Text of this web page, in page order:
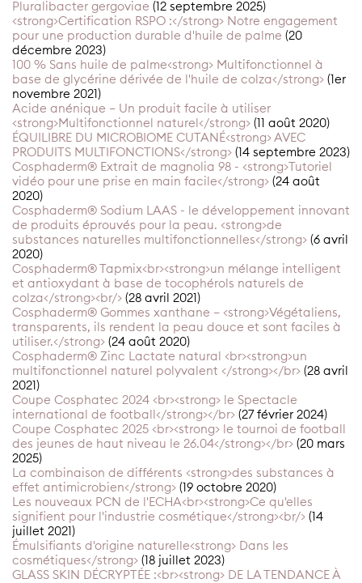
Pluralibacter gergoviae (12 septembre 2025)
<strong>Certification RSPO :</strong> Notre engagement
pour une production durable d'huile de palme (20
décembre 2023)
100 % Sans huile de palme<strong> Multifonctionnel à
base de glycérine dérivée de l'huile de colza</strong> (1er
novembre 2021)
Acide anénique – Un produit facile à utiliser
<strong>Multifonctionnel naturel</strong> (11 août 2020)
ÉQUILIBRE DU MICROBIOME CUTANÉ<strong> AVEC
PRODUITS MULTIFONCTIONS</strong> (14 septembre 2023)
Cosphaderm® Extrait de magnolia 98 - <strong>Tutoriel
vidéo pour une prise en main facile</strong> (24 août
2020)
Cosphaderm® Sodium LAAS - le développement innovant
de produits éprouvés pour la peau. <strong>de
substances naturelles multifonctionnelles</strong> (6 avril
2020)
Cosphaderm® Tapmix<br><strong>un mélange intelligent
et antioxydant à base de tocophérols naturels de
colza</strong><br/> (28 avril 2021)
Cosphaderm® Gommes xanthane – <strong>Végétaliens,
transparents, ils rendent la peau douce et sont faciles à
utiliser.</strong> (24 août 2020)
Cosphaderm® Zinc Lactate natural <br><strong>un
multifonctionnel naturel polyvalent </strong></br> (28 avril
2021)
Coupe Cosphatec 2024 <br><strong> le Spectacle
international de football</strong></br> (27 février 2024)
Coupe Cosphatec 2025 <br><strong> le tournoi de football
des jeunes de haut niveau le 26.04</strong></br> (20 mars
2025)
La combinaison de différents <strong>des substances à
effet antimicrobien</strong> (19 octobre 2020)
Les nouveaux PCN de l'ECHA<br><strong>Ce qu'elles
signifient pour l'industrie cosmétique</strong><br/> (14
juillet 2021)
Émulsifiants d'origine naturelle<strong> Dans les
cosmétiques</strong> (18 juillet 2023)
GLASS SKIN DÉCRYPTÉE :<br><strong> DE LA TENDANCE À